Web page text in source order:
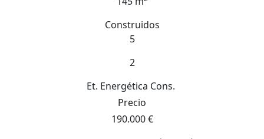
Construidos
5
2
Et. Energética Cons.
Precio
190.000 €